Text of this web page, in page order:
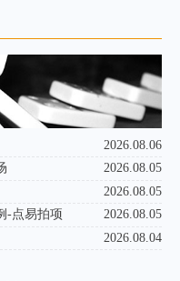
2026.08.06
2026.08.05
2026.08.05
-点易拍项
2026.08.05
2026.08.04